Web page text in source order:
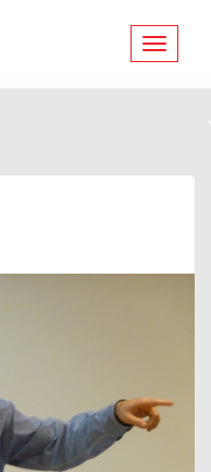
Toggle